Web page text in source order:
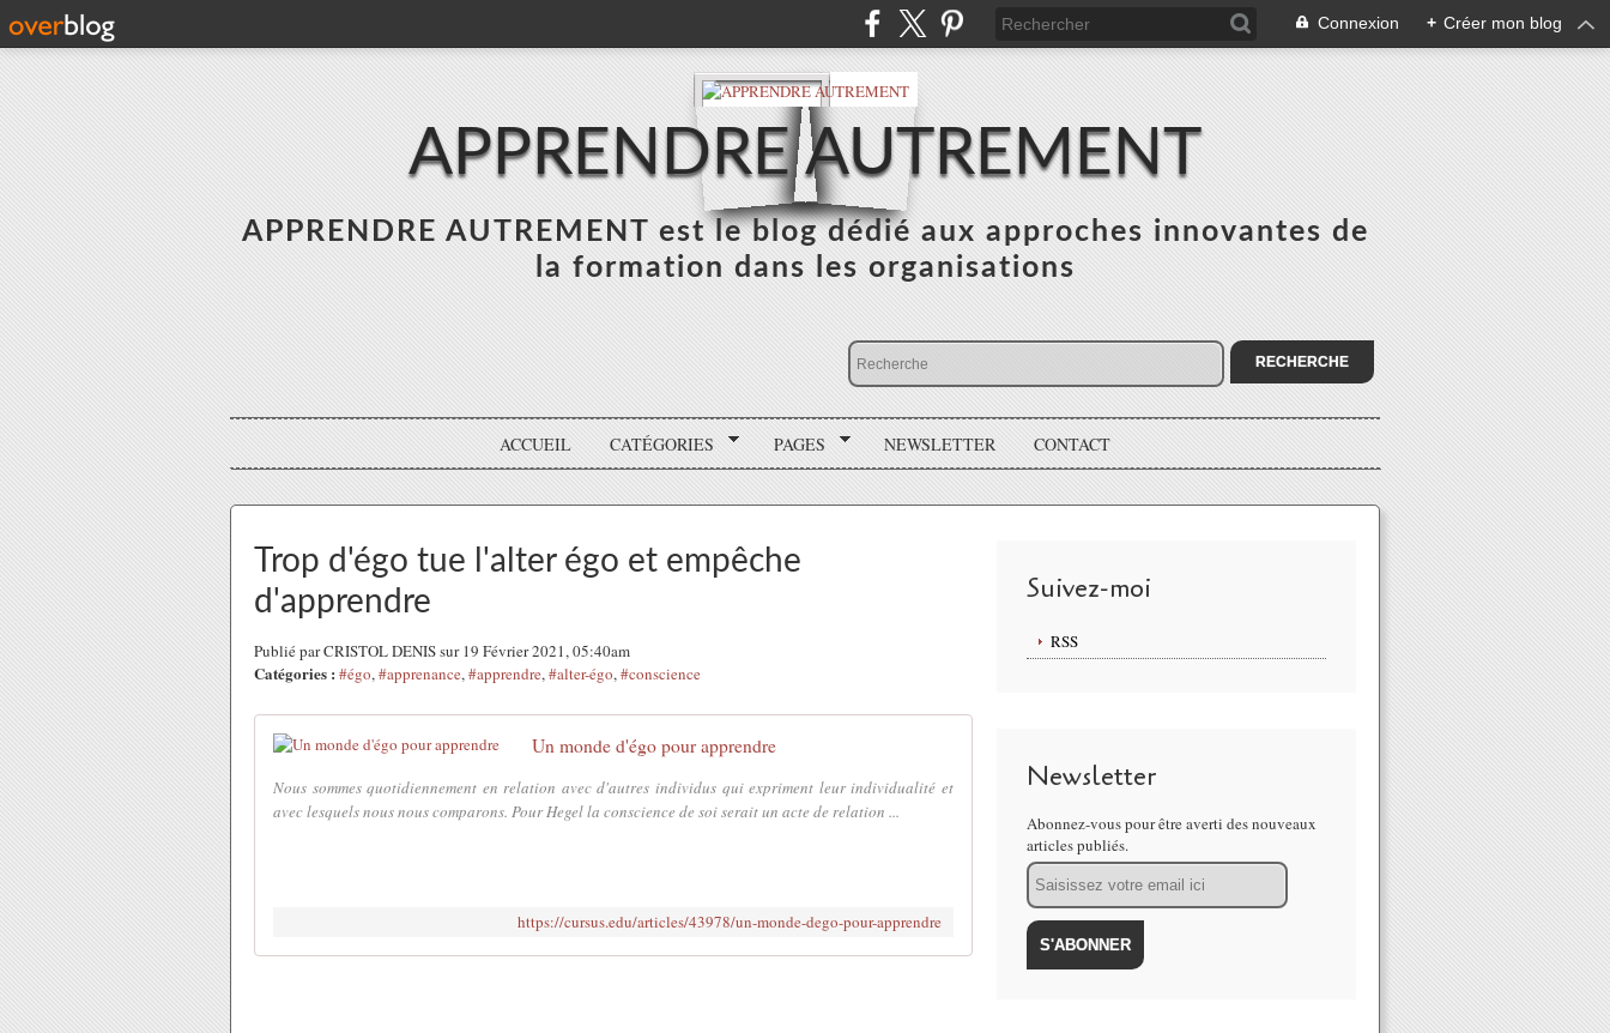
Connexion + Créer mon blog
APPRENDRE AUTREMENT
APPRENDRE AUTREMENT est le blog dédié aux approches innovantes de
la formation dans les organisations
ACCUEIL CATÉGORIES PAGES NEWSLETTER CONTACT
Trop d'égo tue l'alter égo et empêche
d'apprendre
Publié par CRISTOL DENIS sur 19 Février 2021, 05:40am
Catégories : #égo,#apprenance,#apprendre,#alter-égo,#conscience
Un monde d'égo pour apprendre
Nous sommes quotidiennement en relation avec d'autres individus qui expriment leur individualité et
avec lesquels nous nous comparons. Pour Hegel la conscience de soi serait un acte de relation ...
https://cursus.edu/articles/43978/un-monde-dego-pour-apprendre
Suivez-moi
RSS
Newsletter
Abonnez-vous pour être averti des nouveaux
articles publiés.
Email